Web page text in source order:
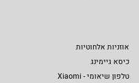
אוזניות אלחוטיות
כיסא גיימינג
טלפון שיאומי - Xiaomi